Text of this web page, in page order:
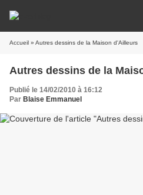
Accueil » Autres dessins de la Maison d'Ailleurs
Autres dessins de la
Publié le 14/02/2010 à 16:12
Par Blaise Emmanuel